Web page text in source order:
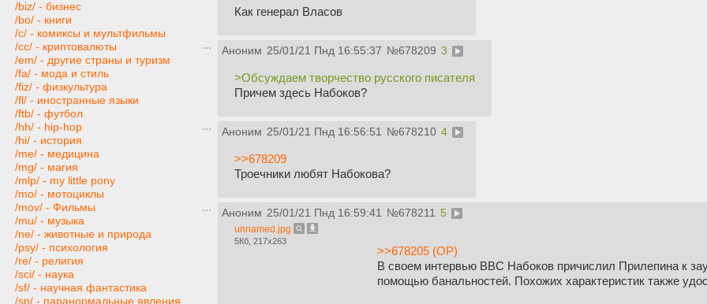
/biz/ - бизнес
/bo/ - книги
/c/ - комиксы и мультфильмы
/cc/ - криптовалюты
/em/ - другие страны и туризм
/fa/ - мода и стиль
/fiz/ - физкультура
/fl/ - иностранные языки
/ftb/ - футбол
/hh/ - hip-hop
/hi/ - история
/me/ - медицина
/mg/ - магия
/mlp/ - my little pony
/mo/ - мотоциклы
/mov/ - Фильмы
/mu/ - музыка
/ne/ - животные и природа
/psy/ - психология
/re/ - религия
/sci/ - наука
/sf/ - научная фантастика
/sn/ - паранормальные явления
Как генерал Власов
Аноним 25/01/21 Пнд 16:55:37 №678209 3
>Обсуждаем творчество русского писателя
Причем здесь Набоков?
Аноним 25/01/21 Пнд 16:56:51 №678210 4
>>678209
Троечники любят Набокова?
Аноним 25/01/21 Пнд 16:59:41 №678211 5
unnamed.jpg
5Кб, 217x263
>>678205 (OP)
В своем интервью ВВС Набоков причислил Прилепина к
помощью банальностей. Похожих характеристик также